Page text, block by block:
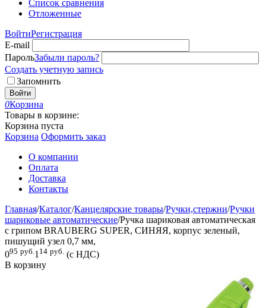
Список сравнения
Отложенные
ВойтиРегистрация
E-mail
ПарольЗабыли пароль?
Создать учетную запись
Запомнить
Войти
0Корзина
Товары в корзине:
Корзина пуста
Корзина Оформить заказ
О компании
Оплата
Доставка
Контакты
Главная/Каталог/Канцелярские товары/Ручки,стержни/Ручки
шариковые автоматические/Ручка шариковая автоматическая
с грипом BRAUBERG SUPER, СИНЯЯ, корпус зеленый,
пишущий узел 0,7 мм,
095 руб.1 14 руб. (с НДС)
В корзину